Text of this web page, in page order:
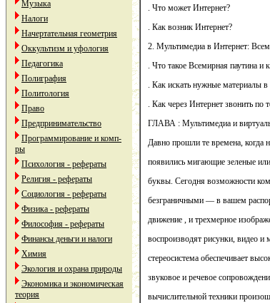
Музыка
Налоги
Начертательная геометрия
Оккультизм и уфология
Педагогика
Полиграфия
Политология
Право
Предпринимательство
Программирование и комп-
ры
Психология - рефераты
Религия - рефераты
Социология - рефераты
Физика - рефераты
Философия - рефераты
Финансы деньги и налоги
Химия
Экология и охрана природы
Экономика и экономическая
теория
. Что может Интернет?
. Как возник Интернет?
2. Мультимедиа в Интернет:
. Что такое Всемирная паутина и
. Как искать нужные материалы в
. Как через Интернет звонить по
ГЛАВА : Мультимедиа и
Давно прошли те времена, когда
появились мигающие зеленые
буквы. Сегодня возможности
безграничными — в вашем
движение , и трехмерное
воспроизводят рисунки, видео и
стереосистема обеспечивает
звуковое и речевое
вычислительной техники